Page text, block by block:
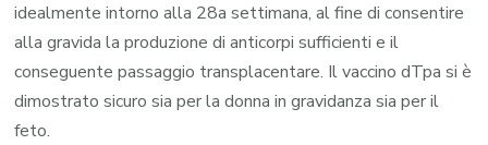
idealmente intorno alla 28a settimana, al fine di consentire
alla gravida la produzione di anticorpi sufficienti e il
conseguente passaggio transplacentare. Il vaccino dTpa si è
dimostrato sicuro sia per la donna in gravidanza sia per il
feto.